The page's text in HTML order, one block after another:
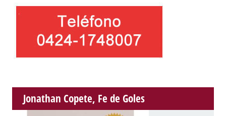
Jonathan Copete, Fe de Goles